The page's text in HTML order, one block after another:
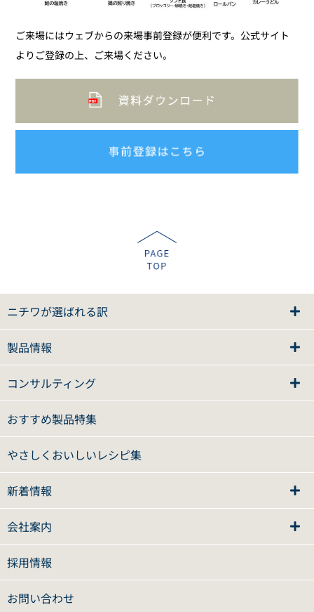
ご来場にはウェブからの来場事前登録が便利です。公式サイト
よりご登録の上、ご来場ください。
ニチワが選ばれる訳
製品情報
コンサルティング
おすすめ製品特集
やさしくおいしいレシピ集
新着情報
会社案内
採用情報
お問い合わせ